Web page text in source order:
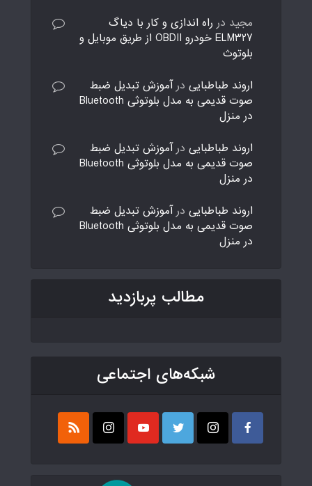
مجید در راه اندازی و کار با دیاگ
ELM327 خودرو OBDII از طریق موبایل و
بلوتوث
اروند طباطبایی درآموزش تبدیل ضبط
صوت قدیمی به مدل بلوتوثی Bluetooth
در منزل
اروند طباطبایی درآموزش تبدیل ضبط
صوت قدیمی به مدل بلوتوثی Bluetooth
در منزل
اروند طباطبایی درآموزش تبدیل ضبط
صوت قدیمی به مدل بلوتوثی Bluetooth
در منزل
مطالب پربازدید
شبکه‌های اجتماعی